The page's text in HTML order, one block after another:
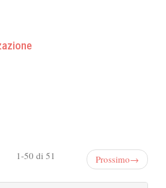
1-50 di 51 Prossimo→